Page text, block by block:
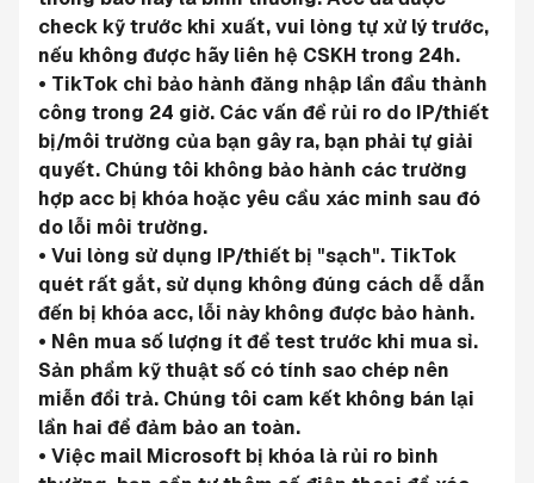
check kỹ trước khi xuất, vui lòng tự xử lý trước,
nếu không được hãy liên hệ CSKH trong 24h.
• TikTok chỉ bảo hành đăng nhập lần đầu thành
công trong 24 giờ. Các vấn đề rủi ro do IP/thiết
bị/môi trường của bạn gây ra, bạn phải tự giải
quyết. Chúng tôi không bảo hành các trường
hợp acc bị khóa hoặc yêu cầu xác minh sau đó
do lỗi môi trường.
• Vui lòng sử dụng IP/thiết bị "sạch". TikTok
quét rất gắt, sử dụng không đúng cách dễ dẫn
đến bị khóa acc, lỗi này không được bảo hành.
• Nên mua số lượng ít để test trước khi mua sỉ.
Sản phẩm kỹ thuật số có tính sao chép nên
miễn đổi trả. Chúng tôi cam kết không bán lại
lần hai để đảm bảo an toàn.
• Việc mail Microsoft bị khóa là rủi ro bình